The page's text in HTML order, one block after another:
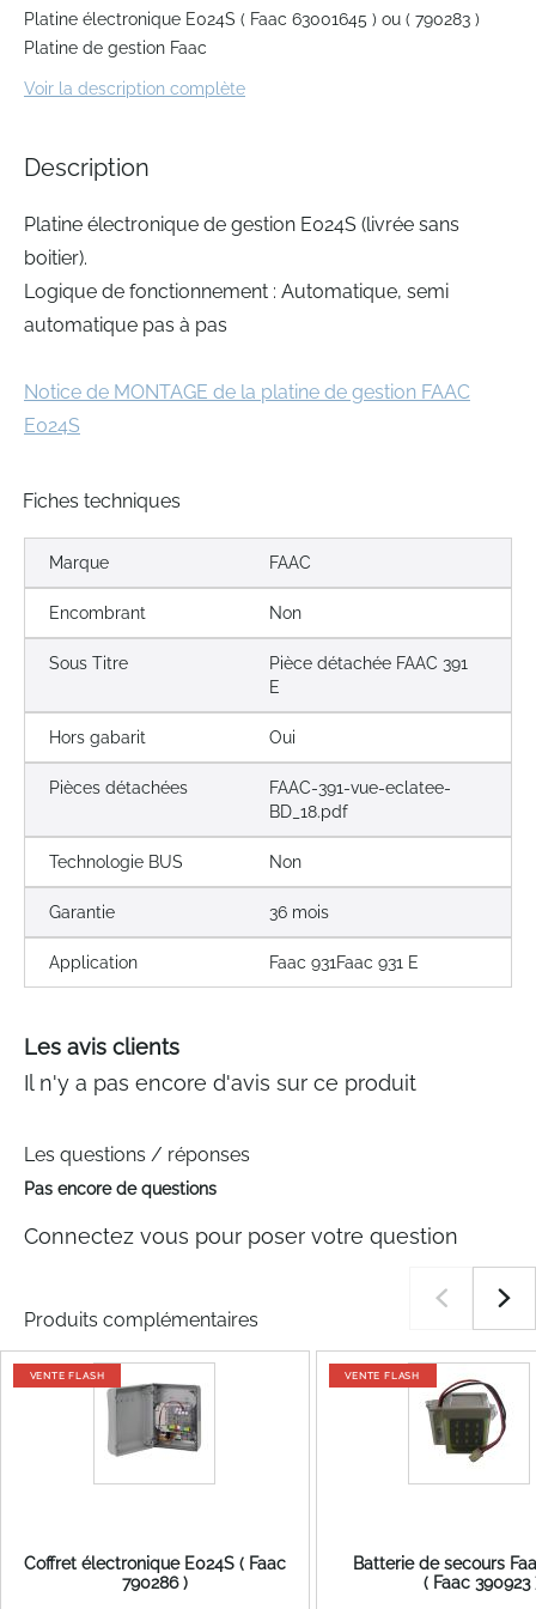
to
the
of
gallery
Platine électronique E024S ( Faac 63001645 ) ou ( 790283 )
Platine de gestion Faac
Voir la description complète
Description
Platine électronique de gestion E024S (livrée sans
boitier).
Logique de fonctionnement : Automatique, semi
automatique pas à pas
Notice de MONTAGE de la platine de gestion FAAC
E024S
Fiches techniques
Marque FAAC
Encombrant Non
Sous Titre
Pièce détachée FAAC 391
E
Hors gabarit Oui
Pièces détachées
FAAC-391-vue-eclatee-
BD_18.pdf
Technologie BUS Non
Garantie 36 mois
Application Faac 931Faac 931 E
Les avis clients
Il n'y a pas encore d'avis sur ce produit
Les questions / réponses
Pas encore de questions
Connectez vous pour poser votre question
Produits complémentaires
VENTE FLASH
Coffret électronique E024S ( Faac
790286 )
VENTE FLASH
Batterie de secours
( Faac 390923